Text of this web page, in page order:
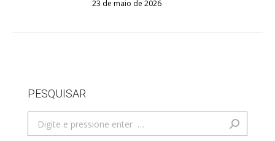
23 de maio de 2026
PESQUISAR
Search: